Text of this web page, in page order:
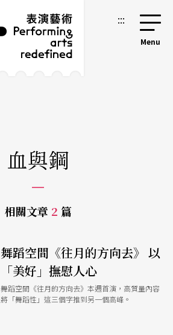
:::
血與鋼
相關文章 2 篇
舞蹈空間《往月的方向去》 以
「美好」撫慰人心
舞蹈空間《往月的方向去》本週首演，高質量內容
將「舞蹈性」這三個字推到另一個高峰。